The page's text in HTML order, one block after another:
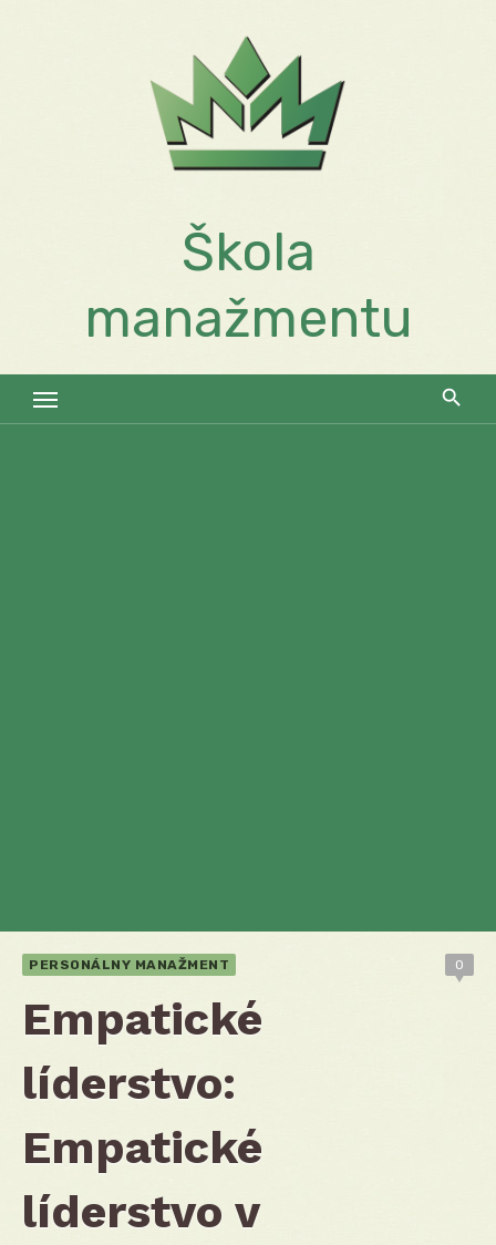
Škola
manažmentu
PERSONÁLNY MANAŽMENT 0
Empatické
líderstvo:
Empatické
líderstvo v